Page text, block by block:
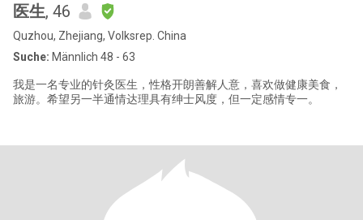
医生, 46
Quzhou, Zhejiang, Volksrep. China
Suche: Männlich 48 - 63
我是一名专业的针灸医生，性格开朗善解人意，喜欢做健康美食，
旅游。希望另一半通情达理具有绅士风度，但一定感情专一。